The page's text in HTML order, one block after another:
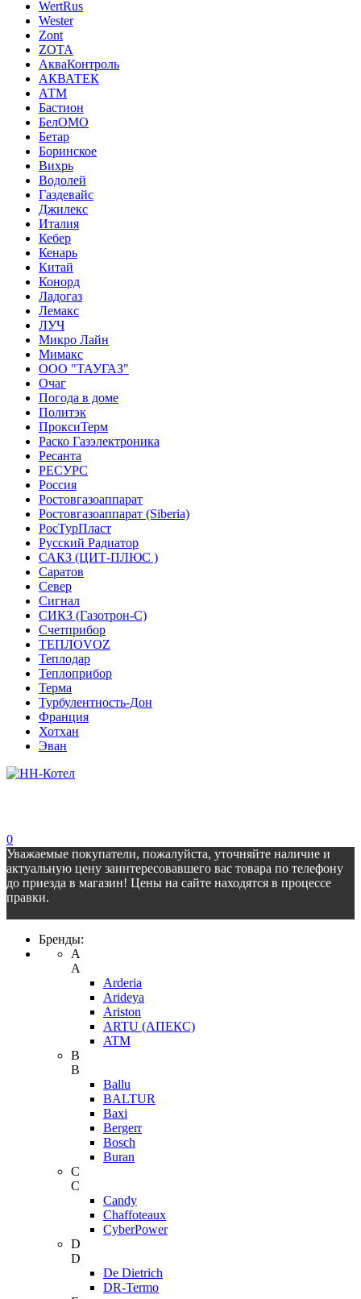
WertRus
Wester
Zont
ZOTA
АкваКонтроль
АКВАТЕК
АТМ
Бастион
БелОМО
Бетар
Боринское
Вихрь
Водолей
Газдевайс
Джилекс
Италия
Кебер
Кенарь
Китай
Конорд
Ладогаз
Лемакс
ЛУЧ
Микро Лайн
Мимакс
ООО "ТАУГАЗ"
Очаг
Погода в доме
Политэк
ПроксиТерм
Раско Газэлектроника
Ресанта
РЕСУРС
Россия
Ростовгазоаппарат
Ростовгазоаппарат (Siberia)
РосТурПласт
Русский Радиатор
САКЗ (ЦИТ-ПЛЮС )
Саратов
Север
Сигнал
СИКЗ (Газотрон-С)
Счетприбор
ТЕПЛОVOZ
Теплодар
Теплоприбор
Терма
Турбулентность-Дон
Франция
Хотхан
Эван
0
Уважаемые покупатели, пожалуйста, уточняйте наличие и
актуальную цену заинтересовавшего вас товара по телефону
до приезда в магазин! Цены на сайте находятся в процессе
правки.
Бренды:
A
A
Arderia
Arideya
Ariston
ARTU (АПЕКС)
ATM
B
B
Ballu
BALTUR
Baxi
Bergerr
Bosch
Buran
C
C
Candy
Chaffoteaux
CyberPower
D
D
De Dietrich
DR-Termo